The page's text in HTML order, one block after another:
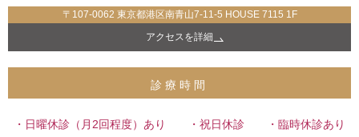
〒107-0062 東京都港区南青山7-11-5 HOUSE 7115 1F
アクセスを詳細
診療時間
・日曜休診（月2回程度）あり ・祝日休診 ・臨時休診あり